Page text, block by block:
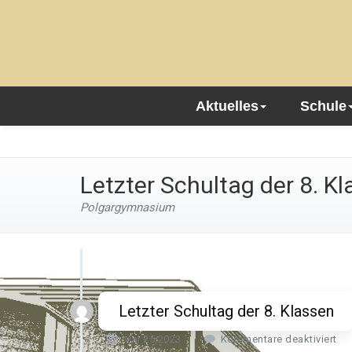
Aktuelles Schule
Letzter Schultag der 8.
Polgargymnasium
Letzter Schultag der 8. Klassen
Mai 25,2023 Kommentare deaktiviert